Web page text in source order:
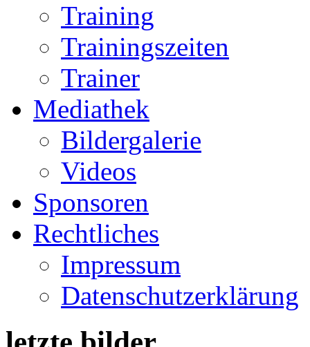
Training
Trainingszeiten
Trainer
Mediathek
Bildergalerie
Videos
Sponsoren
Rechtliches
Impressum
Datenschutzerklärung